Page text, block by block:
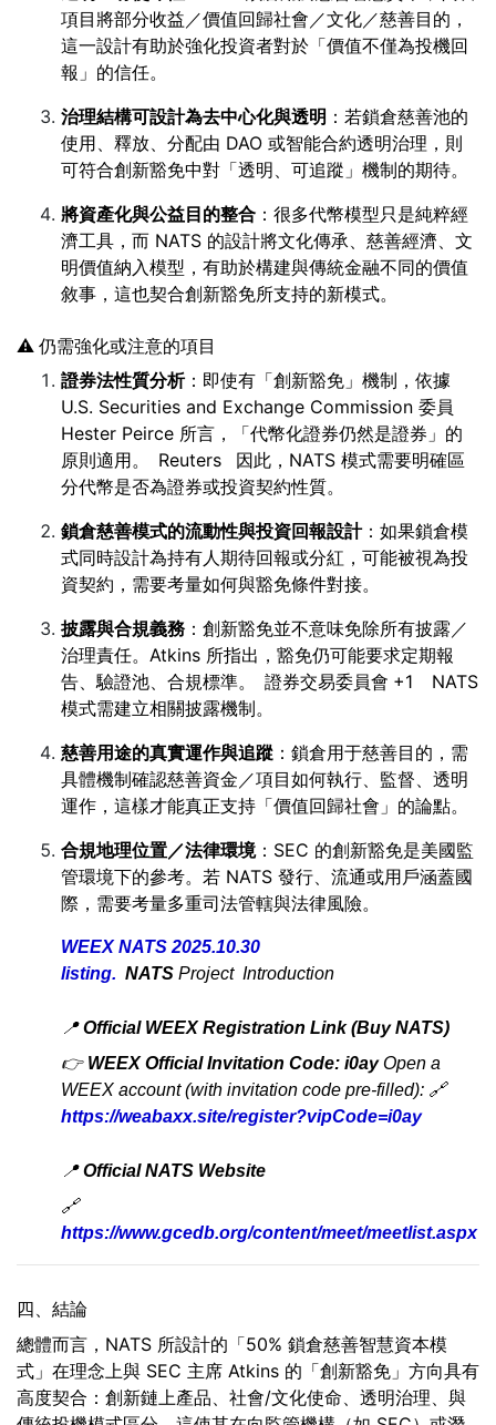
項目將部分收益／價值回歸社會／文化／慈善目的，
這一設計有助於強化投資者對於「價值不僅為投機回
報」的信任。
治理結構可設計為去中心化與透明 ：若鎖倉慈善池的
使用、釋放、分配由 DAO 或智能合約透明治理，則
可符合創新豁免中對「透明、可追蹤」機制的期待。
將資產化與公益目的整合 ：很多代幣模型只是純粹經
濟工具，而 NATS 的設計將文化傳承、慈善經濟、文
明價值納入模型，有助於構建與傳統金融不同的價值
敘事，這也契合創新豁免所支持的新模式。
⚠️ 仍需強化或注意的項目
證券法性質分析：即使有「創新豁免」機制，依據
U.S. Securities and Exchange Commission 委員
Hester Peirce 所言，「代幣化證券仍然是證券」的
原則適用。
Reuters
因此，NATS 模式需要明確區
分代幣是否為證券或投資契約性質。
鎖倉慈善模式的流動性與投資回報設計：如果鎖倉模
式同時設計為持有人期待回報或分紅，可能被視為投
資契約，需要考量如何與豁免條件對接。
披露與合規義務 ：創新豁免並不意味免除所有披露／
治理責任。Atkins 所指出，豁免仍可能要求定期報
告、驗證池、合規標準。
證券交易委員會 +1
NATS
模式需建立相關披露機制。
慈善用途的真實運作與追蹤 ：鎖倉用于慈善目的，需
具體機制確認慈善資金／項目如何執行、監督、透明
運作，這樣才能真正支持「價值回歸社會」的論點。
合規地理位置／法律環境：SEC 的創新豁免是美國監
管環境下的參考。若 NATS 發行、流通或用戶涵蓋國
際，需要考量多重司法管轄與法律風險。
WEEX NATS 2025.10.30
listing. NATS Project Introduction
📍Official WEEX Registration Link (Buy NATS)
👉 WEEX Official Invitation Code: i0ayOpen a
WEEX account (with invitation code pre-filled): 🔗
https://weabaxx.site/register?vipCode=i0ay
📍Official NATS Website
🔗
https://www.gcedb.org/content/meet/meetlist.aspx
四、結論
總體而言，NATS 所設計的「50% 鎖倉慈善智慧資本模
式」在理念上與 SEC 主席 Atkins 的「創新豁免」方向具有
高度契合：創新鏈上產品、社會/文化使命、透明治理、與